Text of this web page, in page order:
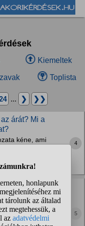
Kiemeltek
Toplista
... ❯ ❯❯
árát? Mi a
kéne, ami
4
vagy lila?
vagyok szaporító
merle szinű
szeretném hogy
hogy ilyen színeket
5